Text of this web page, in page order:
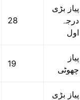
28
پیاز بڑی
درجہ
اول
19
پیاز
چھوٹی
پیاز بڑی